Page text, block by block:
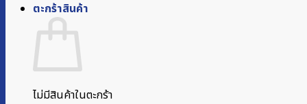
ตะกร้าสินค้า
ไม่มีสินค้าในตะกร้า